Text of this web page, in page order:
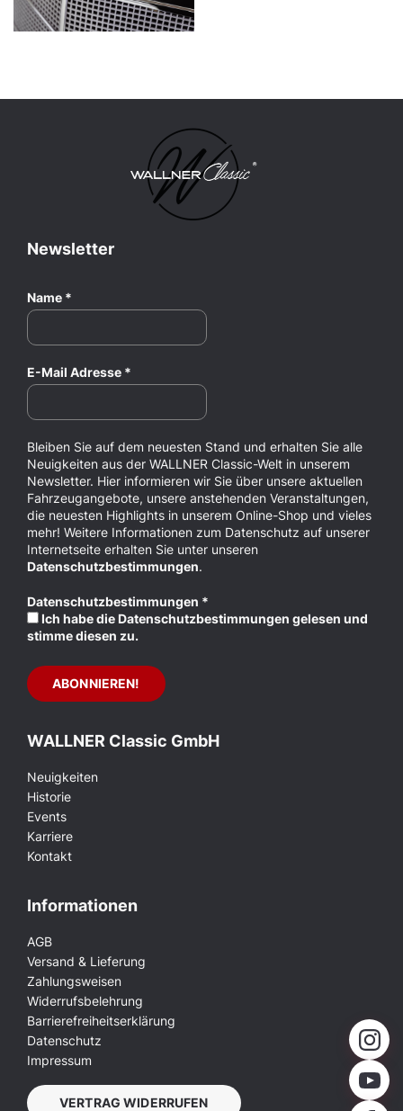
Newsletter
Name *
E-Mail Adresse *
Bleiben Sie auf dem neuesten Stand und erhalten Sie alle
Neuigkeiten aus der WALLNER Classic-Welt in unserem
Newsletter. Hier informieren wir Sie über unsere aktuellen
Fahrzeugangebote, unsere anstehenden Veranstaltungen,
die neuesten Highlights in unserem Online-Shop und vieles
mehr! Weitere Informationen zum Datenschutz auf unserer
Internetseite erhalten Sie unter unseren
Datenschutzbestimmungen.
Datenschutzbestimmungen *
Ich habe die Datenschutzbestimmungen gelesen und
stimme diesen zu.
WALLNER Classic GmbH
Neuigkeiten
Historie
Events
Karriere
Kontakt
Informationen
AGB
Versand & Lieferung
Zahlungsweisen
Widerrufsbelehrung
Barrierefreiheitserklärung
Datenschutz
Impressum
VERTRAG WIDERRUFEN